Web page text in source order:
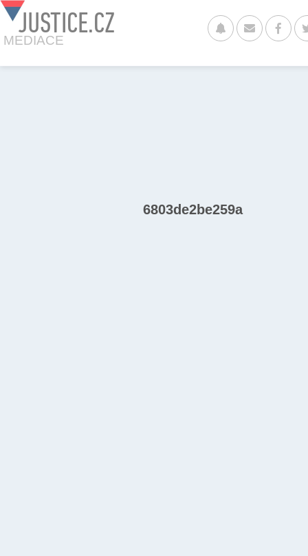
JUSTICE.CZ
MEDIACE
6803de2be259a